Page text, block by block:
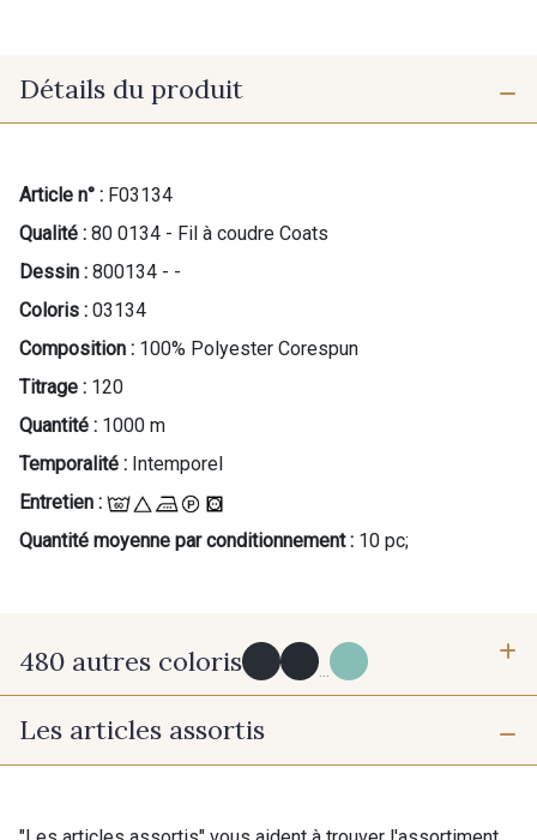
Détails du produit
Article n° : F03134
Qualité : 80 0134 - Fil à coudre Coats
Dessin : 800134 - -
Coloris : 03134
Composition : 100% Polyester Corespun
Titrage : 120
Quantité : 1000 m
Temporalité : Intemporel
Entretien :
Quantité moyenne par conditionnement : 10 pc;
480 autres coloris ...
Y0091 - Y0091
Les articles assortis